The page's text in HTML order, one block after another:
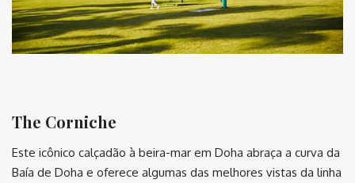
The Corniche
Este icônico calçadão à beira-mar em Doha abraça a curva da
Baía de Doha e oferece algumas das melhores vistas da linha